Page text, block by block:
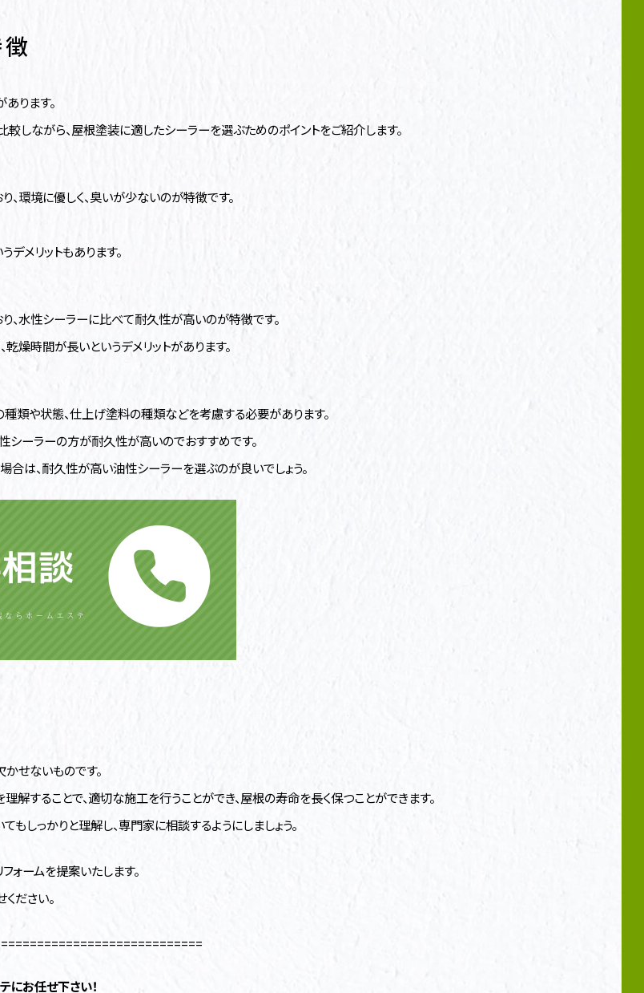
ります。
較しながら、屋根塗装に適したシーラーを選ぶためのポイントをご紹介します。
環境に優しく、臭いが少ないのが特徴です。
メリットもあります。
、水性シーラーに比べて耐久性が高いのが特徴です。
乾燥時間が長いというデメリットがあります。
類や状態、仕上げ塗料の種類などを考慮する必要があります。
シーラーの方が耐久性が高いのでおすすめです。
合は、耐久性が高い油性シーラーを選ぶのが良いでしょう。
せないものです。
することで、適切な施工を行うことができ、屋根の寿命を長く保つことができます。
しっかりと理解し、専門家に相談するようにしましょう。
ォームを提案いたします。
ださい。
にお任せ下さい！